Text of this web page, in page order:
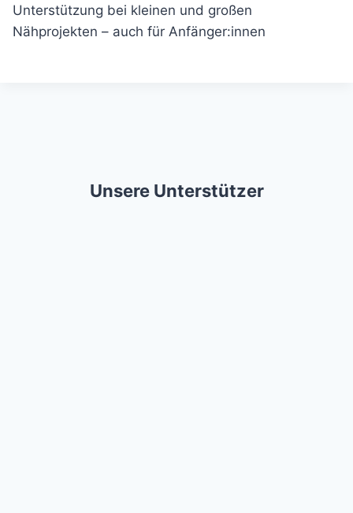
Unterstützung bei kleinen und großen
Nähprojekten – auch für Anfänger:innen
Unsere Unterstützer